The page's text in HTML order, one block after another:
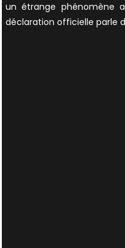
un étrange phénomène
déclaration officielle parle